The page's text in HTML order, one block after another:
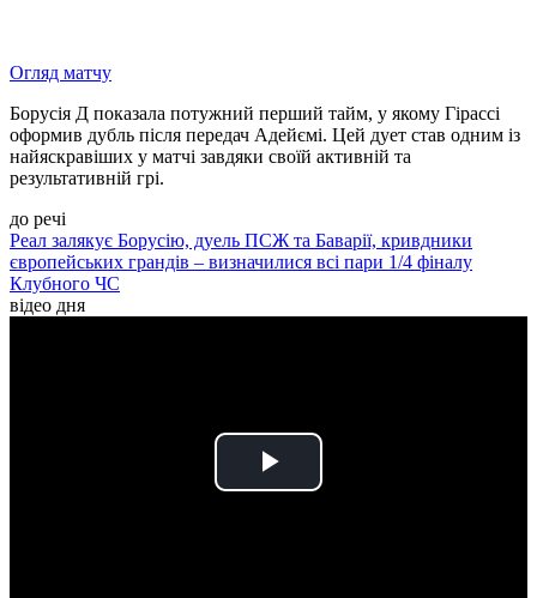
Огляд матчу
Борусія Д показала потужний перший тайм, у якому Гірассі
оформив дубль після передач Адейємі. Цей дует став одним із
найяскравіших у матчі завдяки своїй активній та
результативній грі.
до речі
Реал залякує Борусію, дуель ПСЖ та Баварії, кривдники
європейських грандів – визначилися всі пари 1/4 фіналу
Клубного ЧС
відео дня
Play